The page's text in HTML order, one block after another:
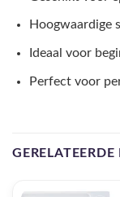
Hoogwaardige
Ideaal voor
Perfect voor